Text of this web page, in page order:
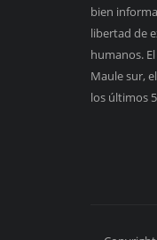
bien
libertad de
humanos.
Maule sur,
los últimos